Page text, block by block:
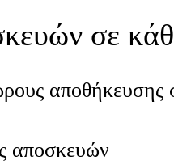
σε
αποθήκευσης
αποσκευών